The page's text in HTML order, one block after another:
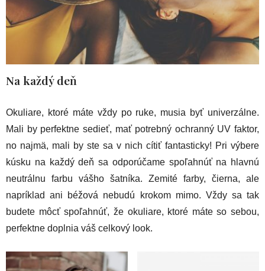
Na každý deň
Okuliare, ktoré máte vždy po ruke, musia byť univerzálne.
Mali by perfektne sedieť, mať potrebný ochranný UV faktor,
no najmä, mali by ste sa v nich cítiť fantasticky! Pri výbere
kúsku na každý deň sa odporúčame spoľahnúť na hlavnú
neutrálnu farbu vášho šatníka. Zemité farby, čierna, ale
napríklad ani béžová nebudú krokom mimo. Vždy sa tak
budete môcť spoľahnúť, že okuliare, ktoré máte so sebou,
perfektne doplnia váš celkový look.